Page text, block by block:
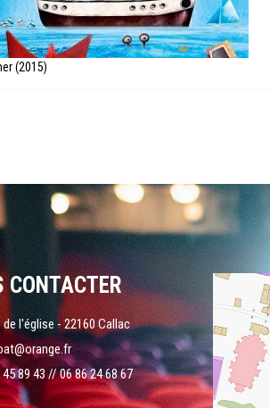
(2015)
CONTACTER
de l'église - 22160 Callac
89 43 // 06 86 24 68 67